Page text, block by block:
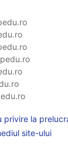
privire la
site-ului